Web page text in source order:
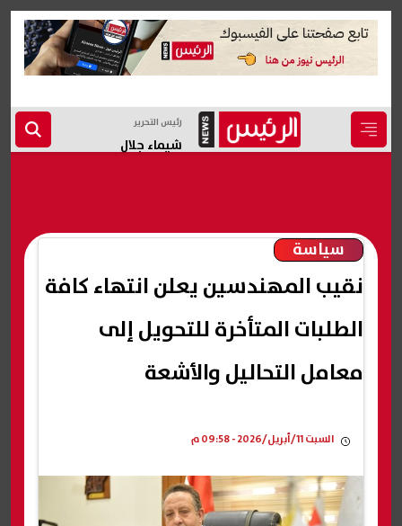
رئيس التحرير
شيماء جلال
سياسة
نقيب المهندسين يعلن انتهاء كافة
الطلبات المتأخرة للتحويل إلى
معامل التحاليل والأشعة
السبت 11/أبريل/2026 - 09:58 م